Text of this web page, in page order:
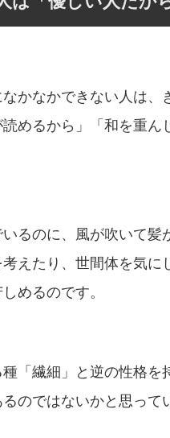
かなかできない人は、
めるから」「和を重ん
るのに、風が吹いて髪
えたり、世間体を気に
めるのです。
「繊細」と逆の性格を
のではないかと思って